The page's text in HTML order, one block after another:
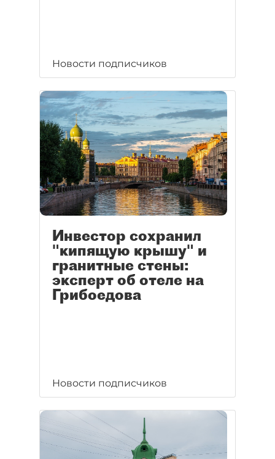
Новости подписчиков
Инвестор сохранил
"кипящую крышу" и
гранитные стены:
эксперт об отеле на
Грибоедова
Новости подписчиков